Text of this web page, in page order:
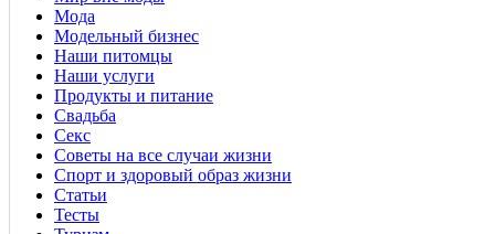
Мода
Модельный бизнес
Наши питомцы
Наши услуги
Продукты и питание
Свадьба
Секс
Советы на все случаи жизни
Спорт и здоровый образ жизни
Статьи
Тесты